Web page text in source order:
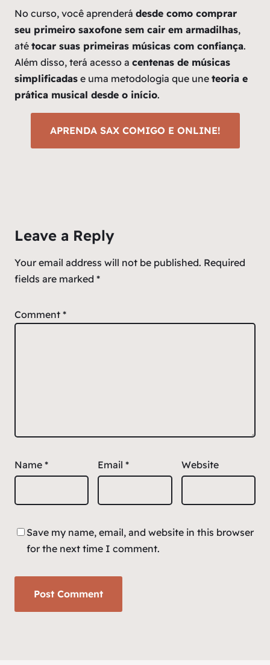
No curso, você aprenderá desde como comprar
seu primeiro saxofone sem cair em armadilhas,
até tocar suas primeiras músicas com confiança.
Além disso, terá acesso a centenas de músicas
simplificadas e uma metodologia que une teoria e
prática musical desde o início.
APRENDA SAX COMIGO E ONLINE!
Leave a Reply
Your email address will not be published. Required
fields are marked *
Comment *
Name * Email* Website
Save my name, email, and website in this browser
for the next time I comment.